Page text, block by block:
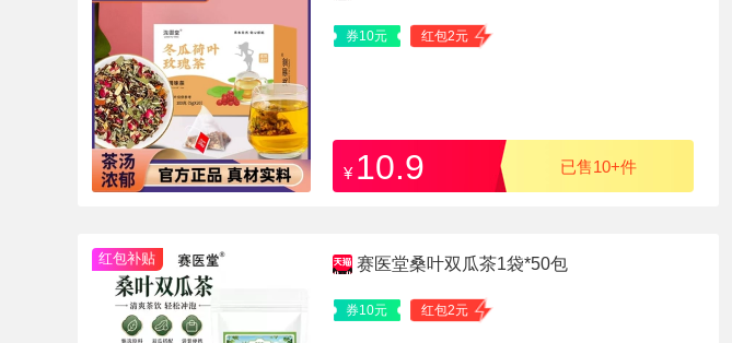
券10元 红包2元
¥ 10.9 已售10+件
红包补贴 赛医堂桑叶双瓜茶1袋*50包
券10元 红包2元